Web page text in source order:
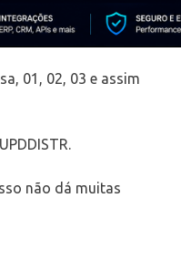
01, 02, 03 e assim
não dá muitas